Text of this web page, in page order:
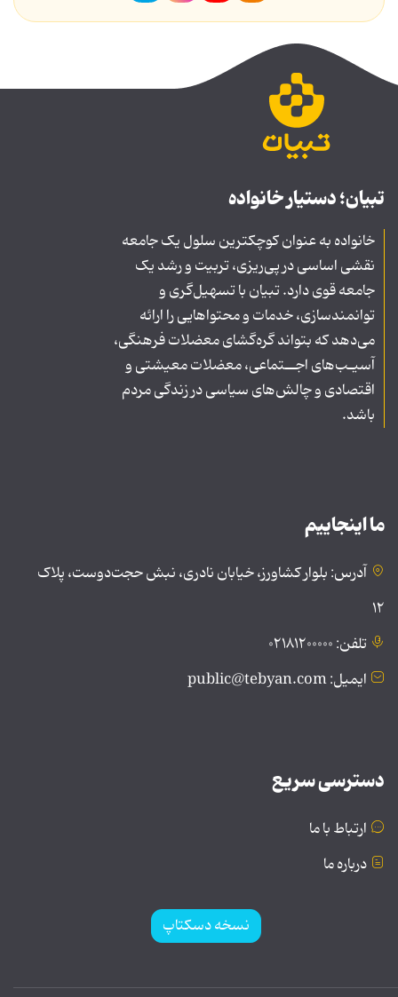
تبیان؛ دستیار خانواده
خانواده به عنوان کوچکترین سلول یک جامعه
نقشی اساسی در پی‌ریزی، تربیت و رشد یک
جامعه قوی دارد. تبیان با تسهیل‌گری و
توانمندسازی، خدمات و محتواهایی را ارائه
می‌دهد که بتواند گره‌گشای معضلات فرهنگی،
آسیـب‌های اجــتماعی، معضلات معیشتی و
اقتصادی و چالش‌های سیاسی در زندگی مردم
باشد.
ما اینجاییم
آدرس: بلوار کشاورز، خیابان نادری، نبش حجت‌دوست، پلاک
۱۲
تلفن: ۰۲۱۸۱۲۰۰۰۰۰
ایمیل: public@tebyan.com
دسترسی سریع
ارتباط با ما
درباره ما
نسخه دسکتاپ